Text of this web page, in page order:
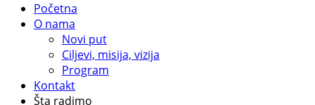
Početna
O nama
Novi put
Ciljevi, misija, vizija
Program
Kontakt
Šta radimo